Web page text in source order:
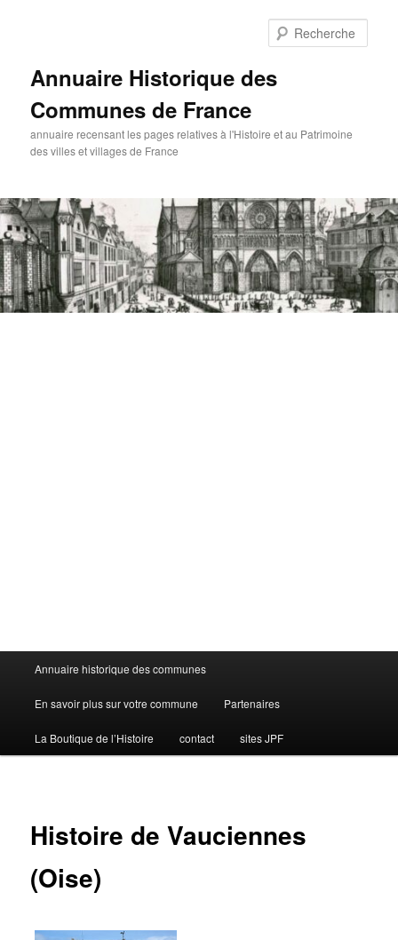
Annuaire Historique des
Communes de France
annuaire recensant les pages relatives à l'Histoire et au Patrimoine
des villes et villages de France
Menu
principal
Annuaire historique des communes
En savoir plus sur votre commune Partenaires
La Boutique de l’Histoire contact sites JPF
Histoire de Vauciennes
(Oise)